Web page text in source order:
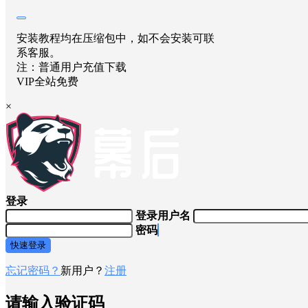
安装教程均在压缩包中，如不会安装可联
系客服。
注：普通用户充值下载
VIP全站免费
×
登录
登录用户名
密码
快速登录
忘记密码？ 新用户？ 注册
请输入验证码